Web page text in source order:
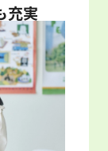
充実